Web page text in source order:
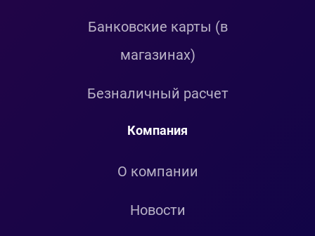
Банковские карты (в
магазинах)
Безналичный расчет
Компания
О компании
Новости